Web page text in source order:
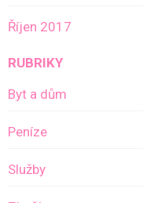
Říjen 2017
RUBRIKY
Byt a dům
Peníze
Služby